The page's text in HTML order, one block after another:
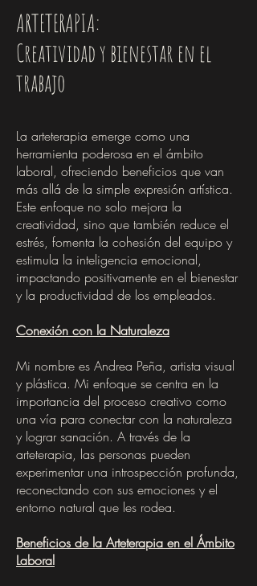
ARTETERAPIA:
Creatividad y bienestar en el
trabajo
La arteterapia emerge como una
herramienta poderosa en el ámbito
laboral, ofreciendo beneficios que van
más allá de la simple expresión artística.
Este enfoque no solo mejora la
creatividad, sino que también reduce el
estrés, fomenta la cohesión del equipo y
estimula la inteligencia emocional,
impactando positivamente en el bienestar
y la productividad de los empleados.
Conexión con la Naturaleza
Mi nombre es Andrea Peña, artista visual
y plástica. Mi enfoque se centra en la
importancia del proceso creativo como
una vía para conectar con la naturaleza
y lograr sanación. A través de la
arteterapia, las personas pueden
experimentar una introspección profunda,
reconectando con sus emociones y el
entorno natural que les rodea.
Beneficios de la Arteterapia en el Ámbito
Laboral